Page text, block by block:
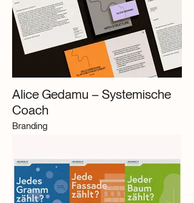
Alice Gedamu – Systemische
Coach
Branding